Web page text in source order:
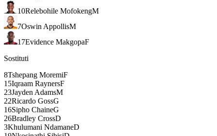
10Relebohile MofokengM
7Oswin AppollisM
17Evidence MakgopaF
Sostituti
8Tshepang MoremiF
15Iqraam RaynersF
23Jayden AdamsM
22Ricardo GossG
16Sipho ChaineG
26Bradley CrossD
3Khulumani NdamaneD